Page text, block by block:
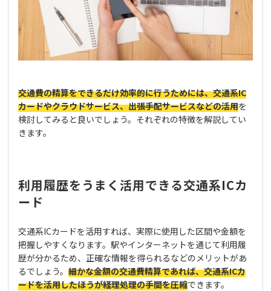
交通費の精算をできるだけ効率的に行うためには、交通系IC
カードやクラウドサービス、出張手配サービスなどの活用を
検討してみると良いでしょう。それぞれの特徴を解説してい
きます。
利用履歴をうまく活用できる交通系ICカ
ード
交通系ICカードを活用すれば、実際に使用した区間や金額を
把握しやすくなります。駅やインターネットを通じて利用履
歴が分かるため、正確な情報を得られるなどのメリットがあ
るでしょう。細かな金額の交通費精算であれば、交通系ICカ
ードを活用したほうが経理処理の手間を圧縮できます。